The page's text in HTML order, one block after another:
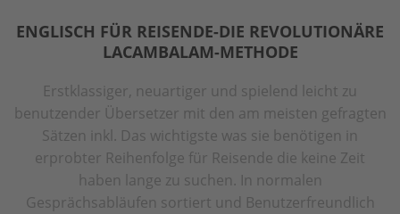
ENGLISCH FÜR REISENDE-DIE REVOLUTIONÄRE
LACAMBALAM-METHODE
Erstklassiger, neuartiger und spielend leicht zu
benutzender Übersetzer mit den am meisten gefragten
Sätzen inkl. Das wichtigste was sie benötigen in
erprobter Reihenfolge für Reisende die keine Zeit
haben lange zu suchen. In normalen
Gesprächsabläufen sortiert und Benutzerfreundlich